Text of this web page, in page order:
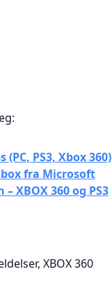
PS3, Xbox 360)
fra Microsoft
XBOX 360 og PS3
, XBOX 360